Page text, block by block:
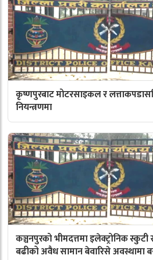
कृष्णपुरबाट मोटरसाइकल र
नियन्त्रणमा
कञ्चनपुरको भीमदत्तमा इलेक्ट्रोनिक
बढीको अवैध सामान बेवारिसे अवस्थामा